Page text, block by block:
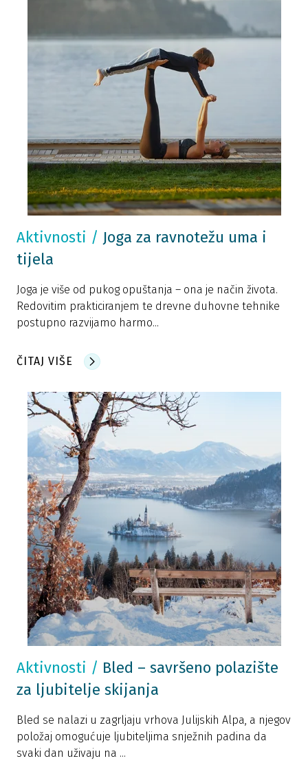
Aktivnosti / Joga za ravnotežu uma i
tijela
Joga je više od pukog opuštanja – ona je način života.
Redovitim prakticiranjem te drevne duhovne tehnike
postupno razvijamo harmo...
ČITAJ VIŠE
Aktivnosti / Bled – savršeno polazište
za ljubitelje skijanja
Bled se nalazi u zagrljaju vrhova Julijskih Alpa, a njegov
položaj omogućuje ljubiteljima snježnih padina da
svaki dan uživaju na ...